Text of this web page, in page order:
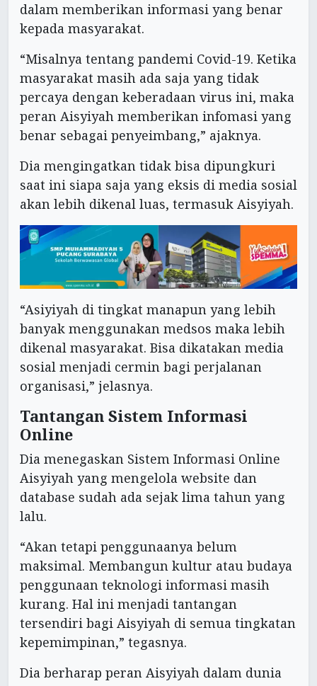
dalam memberikan informasi yang benar
kepada masyarakat.
“Misalnya tentang pandemi Covid-19. Ketika
masyarakat masih ada saja yang tidak
percaya dengan keberadaan virus ini, maka
peran Aisyiyah memberikan infomasi yang
benar sebagai penyeimbang,” ajaknya.
Dia mengingatkan tidak bisa dipungkuri
saat ini siapa saja yang eksis di media sosial
akan lebih dikenal luas, termasuk Aisyiyah.
“Asiyiyah di tingkat manapun yang lebih
banyak menggunakan medsos maka lebih
dikenal masyarakat. Bisa dikatakan media
sosial menjadi cermin bagi perjalanan
organisasi,” jelasnya.
Tantangan Sistem Informasi
Online
Dia menegaskan Sistem Informasi Online
Aisyiyah yang mengelola website dan
database sudah ada sejak lima tahun yang
lalu.
“Akan tetapi penggunaanya belum
maksimal. Membangun kultur atau budaya
penggunaan teknologi informasi masih
kurang. Hal ini menjadi tantangan
tersendiri bagi Aisyiyah di semua tingkatan
kepemimpinan,” tegasnya.
Dia berharap peran Aisyiyah dalam dunia